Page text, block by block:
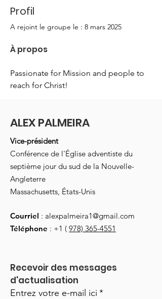
Profil
A rejoint le groupe le : 8 mars 2025
À propos
Passionate for Mission and people to
reach for Christ!
ALEX PALMEIRA
Vice-président
Conférence de l'Église adventiste du
septième jour du sud de la Nouvelle-
Angleterre
Massachusetts, États-Unis
Courriel : alexpalmeira1@gmail.com
Téléphone : +1 ( 978) 365-4551
Recevoir des messages
d'actualisation
Entrez votre e-mail ici *